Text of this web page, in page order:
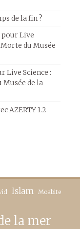
de la fin ?
Live
du Musée
Live Science :
de la
AZERTY 1.2
Islam Moabite
la mer